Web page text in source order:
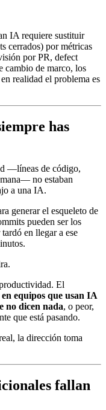
IA requiere sustituir
cerrados) por métricas
por PR, defect
cambio de marco, los
realidad el problema es
has
—líneas de código,
no estaban
a una IA.
generar el esqueleto de
pueden ser los
en llegar a ese
El
equipos que usan IA
no dicen nada, o peor,
que está pasando.
la dirección toma
fallan